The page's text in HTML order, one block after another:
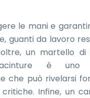
le mani e
guanti da lavoro
un martello di
è uno
che può rivelarsi
critiche. Infine, un